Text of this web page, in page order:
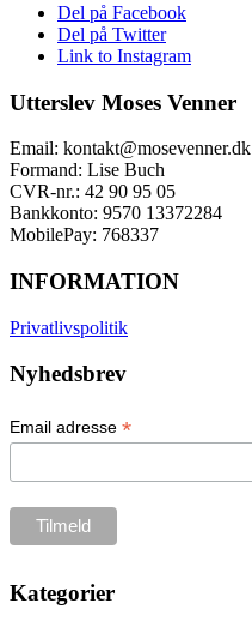
Del på Facebook
Del på Twitter
Link to Instagram
Utterslev Moses Venner
Email: kontakt@mosevenner.dk
Formand: Lise Buch
CVR-nr.: 42 90 95 05
Bankkonto: 9570 13372284
MobilePay: 768337
INFORMATION
Privatlivspolitik
Nyhedsbrev
Email adresse *
Kategorier